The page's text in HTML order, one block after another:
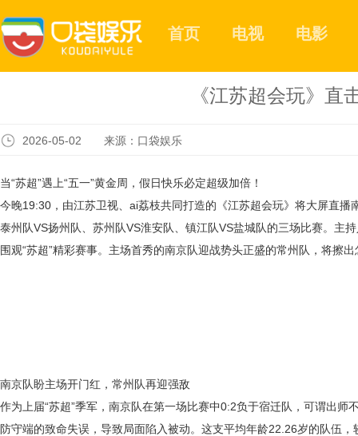
首页 电视 电影
《江苏超会玩》直
2026-05-02 来源：口袋娱乐
当“苏超”遇上“五一”黄金周，假日快乐必定超级加倍！
今晚19:30，由江苏卫视、ai荔枝共同打造的《江苏超会玩》将大屏直
泰州队VS扬州队、苏州队VS淮安队、镇江队VS盐城队的三场比赛。主
围观“苏超”精彩赛事。主场首秀的南京队迎战势头正盛的常州队，将擦
南京队盼主场开门红，常州队再迎强敌
作为上届“苏超”季军，南京队在第一场比赛中0:2负于宿迁队，可谓出师
防守端的致命失误，导致局面陷入被动。这支平均年龄22.26岁的队伍